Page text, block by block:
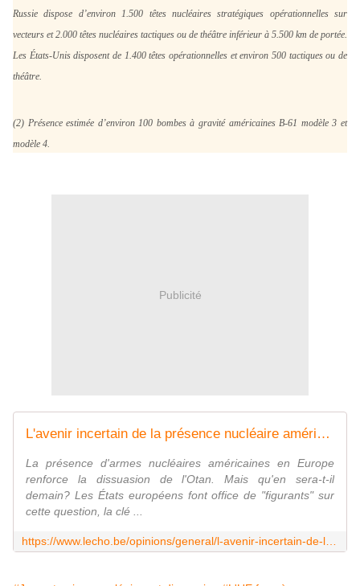
Russie dispose d’environ 1.500 têtes nucléaires stratégiques opérationnelles sur
vecteurs et 2.000 têtes nucléaires tactiques ou de théâtre inférieur à 5.500 km de portée.
Les États-Unis disposent de 1.400 têtes opérationnelles et environ 500 tactiques ou de
théâtre.
(2) Présence estimée d’environ 100 bombes à gravité américaines B-61 modèle 3 et
modèle 4.
Publicité
L'avenir incertain de la présence nucléaire américaine en Europe
La présence d'armes nucléaires américaines en Europe
renforce la dissuasion de l'Otan. Mais qu'en sera-t-il
demain? Les États européens font office de "figurants" sur
cette question, la clé ...